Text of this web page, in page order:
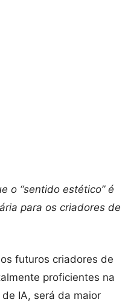
o “sentido estético” é
para os criadores de
futuros criadores de
proficientes na
IA, será da maior